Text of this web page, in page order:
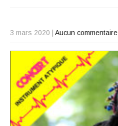
3 mars 2020 Aucun commentaire